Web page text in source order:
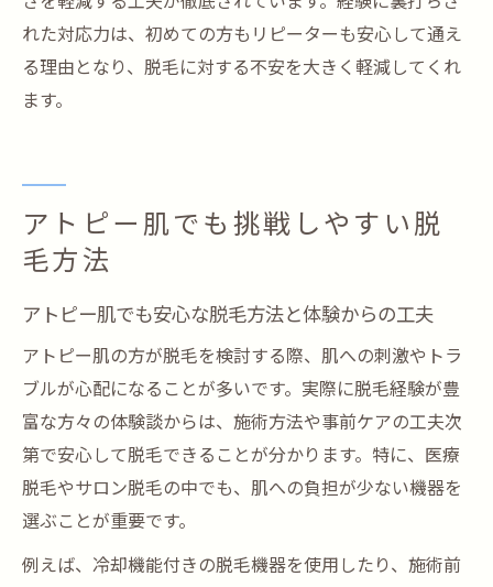
れた対応力は、初めての方もリピーターも安心して通え
る理由となり、脱毛に対する不安を大きく軽減してくれ
ます。
アトピー肌でも挑戦しやすい脱
毛方法
アトピー肌でも安心な脱毛方法と体験からの工夫
アトピー肌の方が脱毛を検討する際、肌への刺激やトラ
ブルが心配になることが多いです。実際に脱毛経験が豊
富な方々の体験談からは、施術方法や事前ケアの工夫次
第で安心して脱毛できることが分かります。特に、医療
脱毛やサロン脱毛の中でも、肌への負担が少ない機器を
選ぶことが重要です。
例えば、冷却機能付きの脱毛機器を使用したり、施術前